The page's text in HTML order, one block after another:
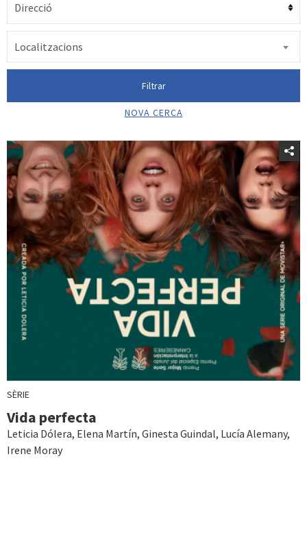
Localitzacions
Filtrar
NOVA CERCA
SÈRIE
Vida perfecta
Leticia Dólera, Elena Martín, Ginesta Guindal, Lucía Alemany,
Irene Moray